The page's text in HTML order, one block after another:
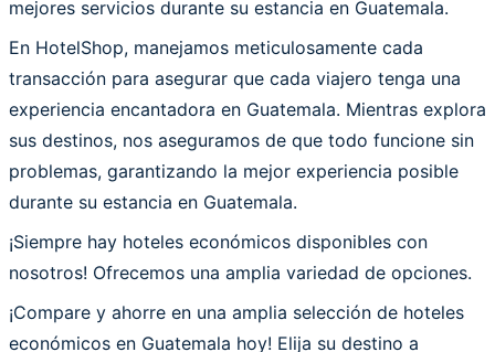
mejores servicios durante su estancia en Guatemala.
En HotelShop, manejamos meticulosamente cada
transacción para asegurar que cada viajero tenga una
experiencia encantadora en Guatemala. Mientras explora
sus destinos, nos aseguramos de que todo funcione sin
problemas, garantizando la mejor experiencia posible
durante su estancia en Guatemala.
¡Siempre hay hoteles económicos disponibles con
nosotros! Ofrecemos una amplia variedad de opciones.
¡Compare y ahorre en una amplia selección de hoteles
económicos en Guatemala hoy! Elija su destino a